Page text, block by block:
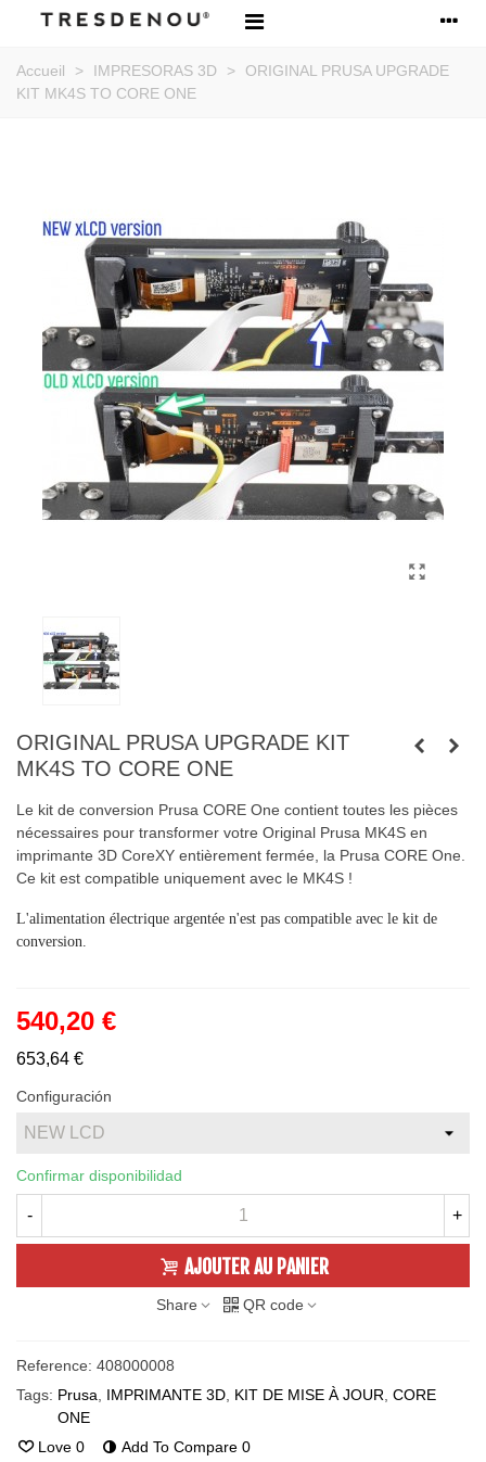
Accueil > IMPRESORAS 3D >
ORIGINAL PRUSA UPGRADE
KIT MK4S TO CORE ONE
ORIGINAL PRUSA UPGRADE KIT
MK4S TO CORE ONE
Le kit de conversion Prusa CORE One contient toutes les pièces
nécessaires pour transformer votre Original Prusa MK4S en
imprimante 3D CoreXY entièrement fermée, la Prusa CORE One.
Ce kit est compatible uniquement avec le MK4S !
L'alimentation électrique argentée n'est pas compatible avec le kit de
conversion.
540,20 €
653,64 €
Configuración
Confirmar disponibilidad
- +
AJOUTER AU PANIER
Share QR code
Reference: 408000008
Tags: Prusa IMPRIMANTE 3D KIT DE MISE À JOUR CORE
ONE
Love 0 Add To Compare 0